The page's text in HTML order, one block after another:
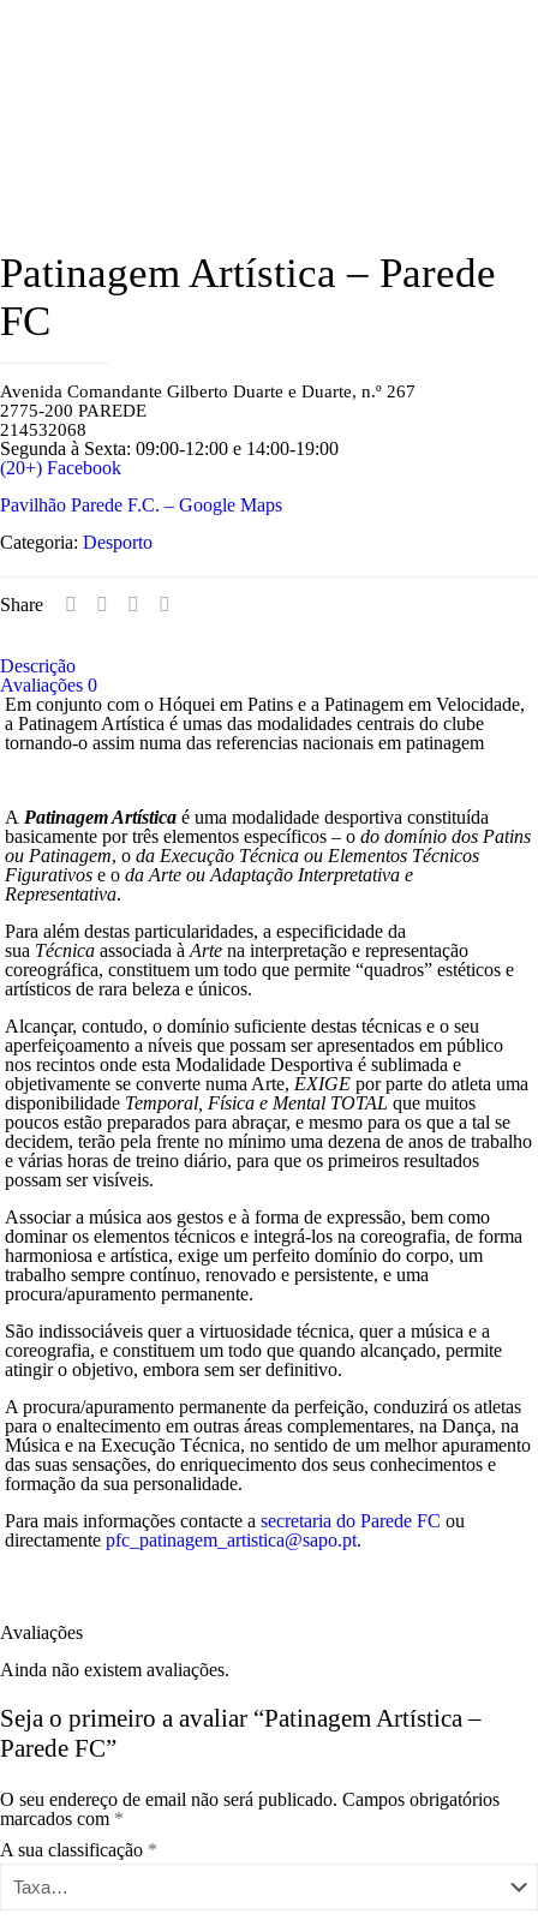
Patinagem Artística – Parede
FC
Avenida Comandante Gilberto Duarte e Duarte, n.º 267
2775-200 PAREDE
214532068
Segunda à Sexta: 09:00-12:00 e 14:00-19:00
(20+) Facebook
Pavilhão Parede F.C. – Google Maps
Categoria: Desporto
Share
Descrição
Avaliações 0
Em conjunto com o Hóquei em Patins e a Patinagem em Velocidade,
a Patinagem Artística é umas das modalidades centrais do clube
tornando-o assim numa das referencias nacionais em patinagem
A Patinagem Artísticaé uma modalidade desportiva constituída
basicamente por três elementos específicos – odo domínio dos Patins
ou Patinagem, oda Execução Técnica ou Elementos Técnicos
Figurativose oda Arte ou Adaptação Interpretativa e
Representativa.
Para além destas particularidades, a especificidade da
sua Técnicaassociada àArtena interpretação e representação
coreográfica, constituem um todo que permite “quadros” estéticos e
artísticos de rara beleza e únicos.
Alcançar, contudo, o domínio suficiente destas técnicas e o seu
aperfeiçoamento a níveis que possam ser apresentados em público
nos recintos onde esta Modalidade Desportiva é sublimada e
objetivamente se converte numa Arte, EXIGEpor parte do atleta uma
disponibilidade Temporal, Física e Mental TOTALque muitos
poucos estão preparados para abraçar, e mesmo para os que a tal se
decidem, terão pela frente no mínimo uma dezena de anos de trabalho
e várias horas de treino diário, para que os primeiros resultados
possam ser visíveis.
Associar a música aos gestos e à forma de expressão, bem como
dominar os elementos técnicos e integrá-los na coreografia, de forma
harmoniosa e artística, exige um perfeito domínio do corpo, um
trabalho sempre contínuo, renovado e persistente, e uma
procura/apuramento permanente.
São indissociáveis quer a virtuosidade técnica, quer a música e a
coreografia, e constituem um todo que quando alcançado, permite
atingir o objetivo, embora sem ser definitivo.
A procura/apuramento permanente da perfeição, conduzirá os atletas
para o enaltecimento em outras áreas complementares, na Dança, na
Música e na Execução Técnica, no sentido de um melhor apuramento
das suas sensações, do enriquecimento dos seus conhecimentos e
formação da sua personalidade.
Para mais informações contacte a secretaria do Parede FC ou
directamentepfc_patinagem_artistica@sapo.pt.
Avaliações
Ainda não existem avaliações.
Seja o primeiro a avaliar “Patinagem Artística –
Parede FC”
O seu endereço de email não será publicado. Campos obrigatórios
marcados com *
A sua classificação *